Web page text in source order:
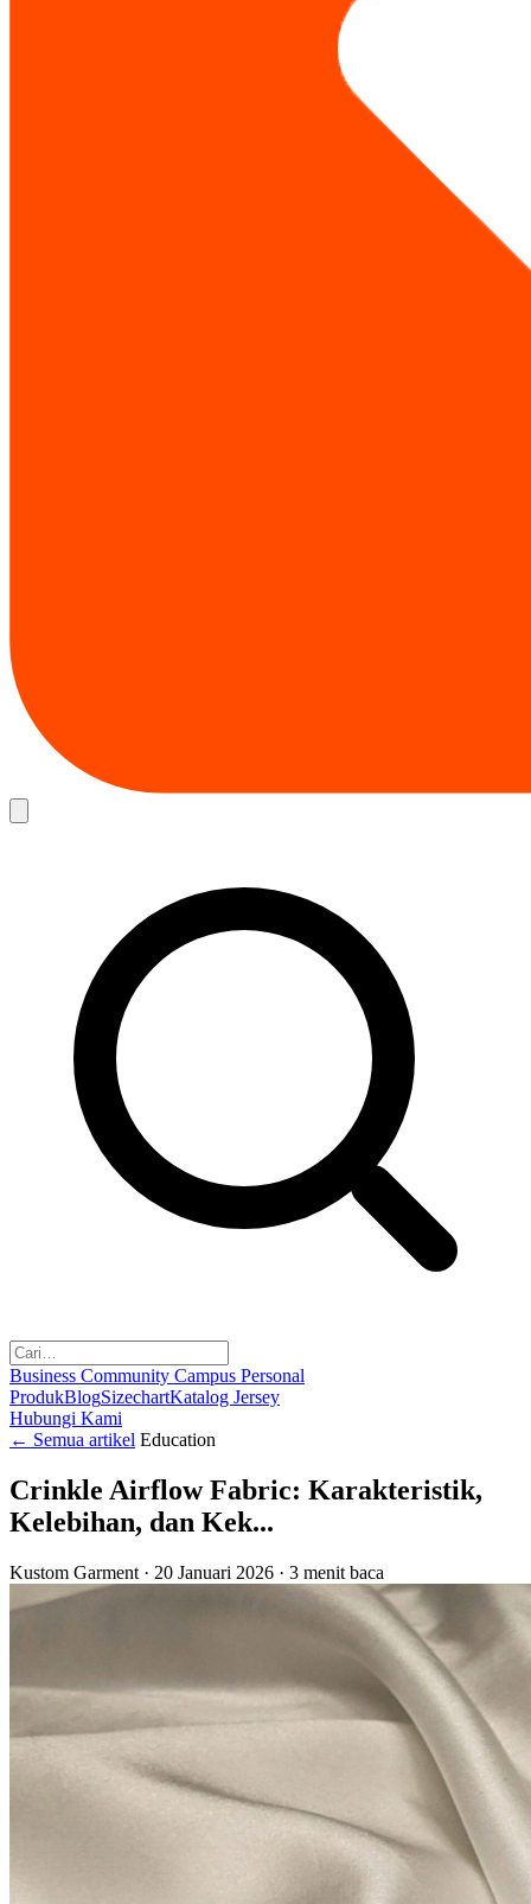
Business Community Campus Personal
ProdukBlogSizechartKatalog Jersey
Hubungi Kami
← Semua artikel Education
Crinkle Airflow Fabric: Karakteristik,
Kelebihan, dan Kek...
Kustom Garment · 20 Januari 2026 · 3 menit baca